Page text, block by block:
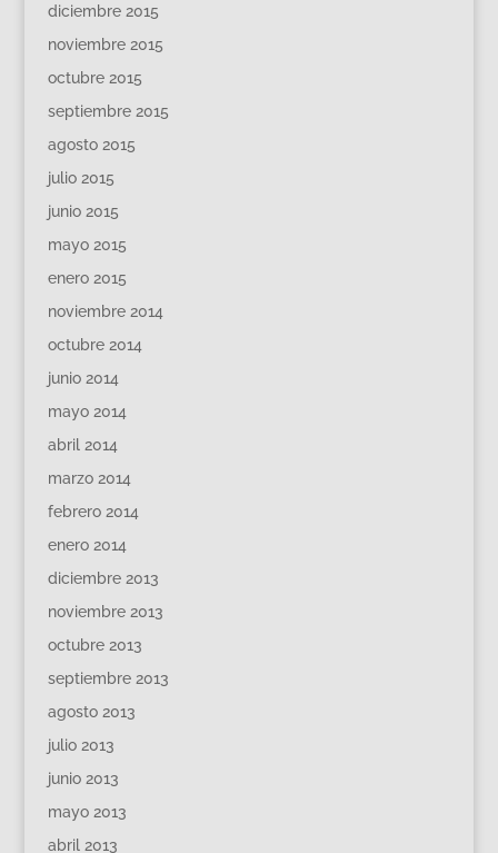
diciembre 2015
noviembre 2015
octubre 2015
septiembre 2015
agosto 2015
julio 2015
junio 2015
mayo 2015
enero 2015
noviembre 2014
octubre 2014
junio 2014
mayo 2014
abril 2014
marzo 2014
febrero 2014
enero 2014
diciembre 2013
noviembre 2013
octubre 2013
septiembre 2013
agosto 2013
julio 2013
junio 2013
mayo 2013
abril 2013